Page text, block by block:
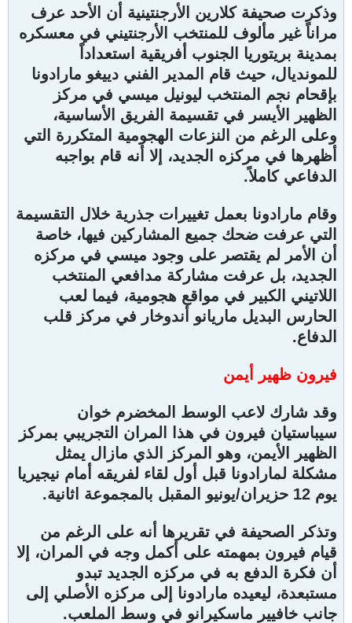
وذكرت صحيفة كلارين الأرجنتينية أن الأحد عرف
مراناً غير مألوف للمنتخب الأرجنتيني في معسكره
بمدينة بريتوريا الجنوب أفريقية استعداداً
للمونديال، حيث قام المدير الفني دييغو مارادونا
بإقحام نجم المنتخب ليونيل ميسي في مركز
الظهير الأيسر في تقسيمة الفريق الأساسية،
وعلى الرغم من النزعات الهجومية المتكررة التي
أظهرها في مركزه الجديد، إلا أنه قام بواجبه
الدفاعي كاملاً.
وقام مارادونا بعمل تغييرات جذرية خلال التقسيمة
التي عرفت ضحك جميع المشاركين فيها، خاصة
أن الأمر لم يقتصر على وجود ميسي في مركزه
الجديد، بل عرفت مشاركة مدافعي المنتخب
اللاتيني الكبير في مواقع هجومية، فيما لعب
الحارس البديل ماريانو أندوخار في مركز قلب
الدفاع.
فيرون ظهير أيمن
وقد شارك لاعب الوسط المخضرم خوان
سيباستيان فيرون في هذا المران التجريبي بمركز
الظهير الأيمن، وهو المركز الذي مازال يمثل
مشكلة لمارادونا قبل أول لقاء لفريقه أمام نيجيريا
يوم 12 حزيران/يونيو المقبل بالمجموعة اثانية.
وتذكر الصحيفة في تقريرها أنه على الرغم من
قيام فيرون بمهمته على أكمل وجه في المران، إلا
أن فكرة الدفع به في مركزه الجديد تبدو
مستبعدة، ليعيده مارادونا إلى مركزه الأصلي إلى
جانب خافيير ماسكيرانو في وسط الملعب.